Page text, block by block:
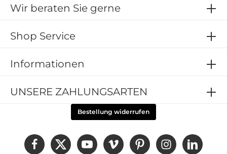
Wir beraten Sie gerne
Shop Service
Informationen
UNSERE ZAHLUNGSARTEN
Bestellung widerrufen